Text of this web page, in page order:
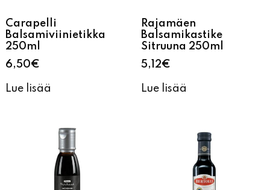
6,50€
Lue lisää
5,12€
Lue lisää